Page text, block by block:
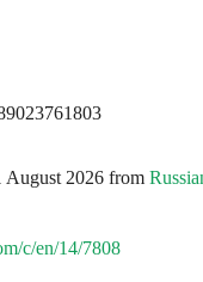
August 2026 from
c/en/14/7808